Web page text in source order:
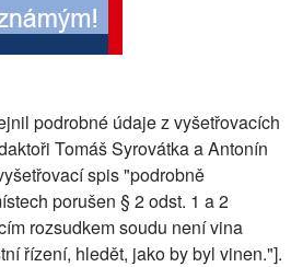
podrobné údaje z vyšetřovacích
Tomáš Syrovátka a Antonín
spis "podrobně
porušen § 2 odst. 1 a 2
rozsudkem soudu není vina
řízení, hledět, jako by byl vinen."].